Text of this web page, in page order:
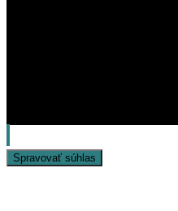
Spravovať súhlas